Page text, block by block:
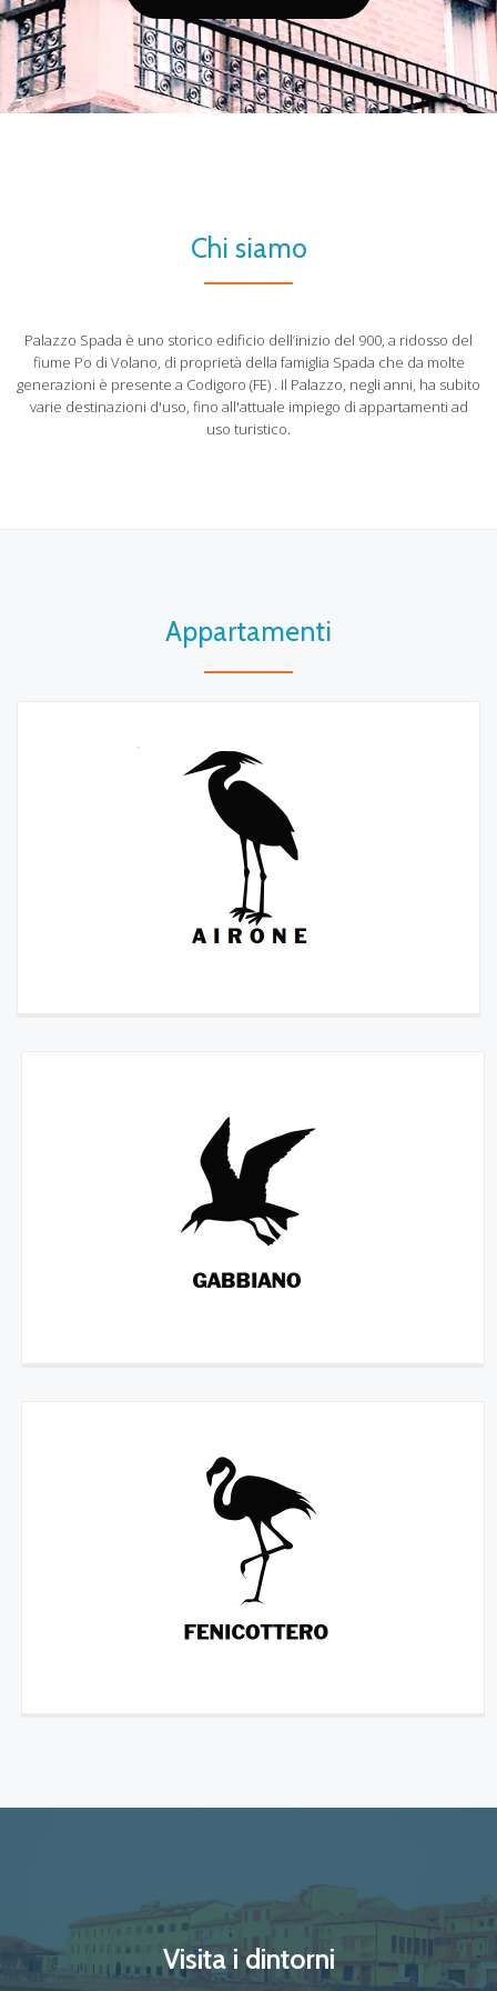
BUTTON
LABEL:PRENOTA
QUI
Chi siamo
Palazzo Spada è uno storico edificio dell’inizio del 900, a ridosso del
fiume Po di Volano, di proprietà della famiglia Spada che da molte
generazioni è presente a Codigoro (FE) . Il Palazzo, negli anni, ha subito
varie destinazioni d'uso, fino all'attuale impiego di appartamenti ad
uso turistico.
Appartamenti
Visita i dintorni